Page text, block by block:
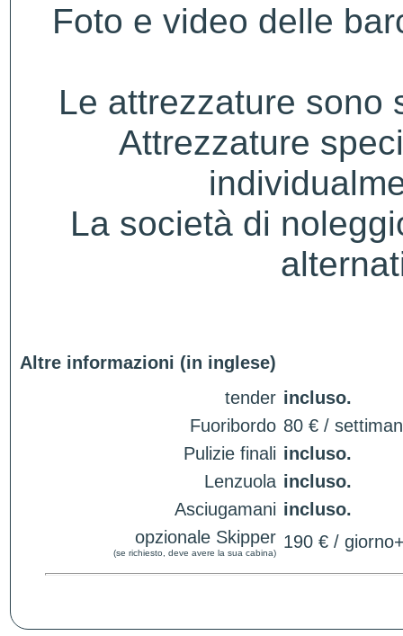
Foto e video delle
Le attrezzature sono
Attrezzature
La società di
Altre informazioni (in inglese)
tender incluso.
Fuoribordo 80 € /
Pulizie finali incluso.
Lenzuola incluso.
Asciugamani incluso.
opzionale Skipper
(se richiesto, deve avere la sua cabina)
190 € /